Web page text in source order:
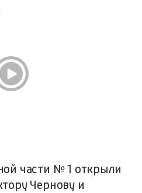
части № 1 открыли
Чернову и